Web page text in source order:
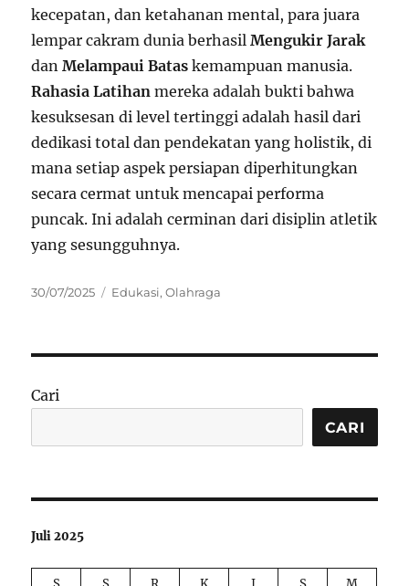
kecepatan, dan ketahanan mental, para juara
lempar cakram dunia berhasilMengukir Jarak
danMelampaui Batas kemampuan manusia.
Rahasia Latihan mereka adalah bukti bahwa
kesuksesan di level tertinggi adalah hasil dari
dedikasi total dan pendekatan yang holistik, di
mana setiap aspek persiapan diperhitungkan
secara cermat untuk mencapai performa
puncak. Ini adalah cerminan dari disiplin atletik
yang sesungguhnya.
Posted
30/07/2025 Categories
Edukasi,Olahraga
Cari
CARI
Juli 2025